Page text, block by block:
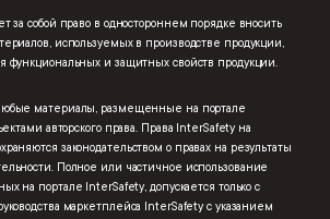
за собой право в одностороннем порядке вносить
используемых в производстве продукции,
функциональных и защитных свойств продукции.
материалы, размещенные на портале
авторского права. Права InterSafety на
законодательством о правах на результаты
Полное или частичное использование
на портале InterSafety, допускается только с
маркетплейса InterSafety с указанием